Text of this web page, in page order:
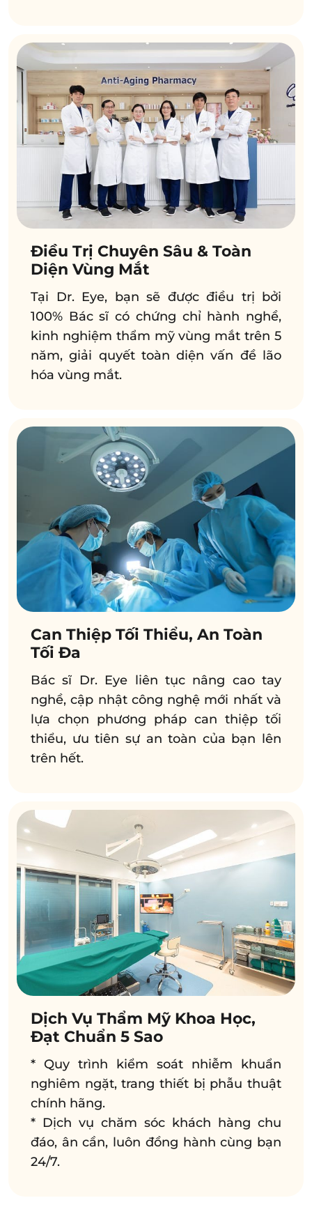
Điều Trị Chuyên Sâu & Toàn
Diện Vùng Mắt
Tại Dr. Eye, bạn sẽ được điều trị bởi
100% Bác sĩ có chứng chỉ hành nghề,
kinh nghiệm thẩm mỹ vùng mắt trên 5
năm, giải quyết toàn diện vấn đề lão
hóa vùng mắt.
Can Thiệp Tối Thiểu, An Toàn
Tối Đa
Bác sĩ Dr. Eye liên tục nâng cao tay
nghề, cập nhật công nghệ mới nhất và
lựa chọn phương pháp can thiệp tối
thiểu, ưu tiên sự an toàn của bạn lên
trên hết.
Dịch Vụ Thẩm Mỹ Khoa Học,
Đạt Chuẩn 5 Sao
* Quy trình kiểm soát nhiễm khuẩn
nghiêm ngặt, trang thiết bị phẫu thuật
chính hãng.
* Dịch vụ chăm sóc khách hàng chu
đáo, ân cần, luôn đồng hành cùng bạn
24/7.